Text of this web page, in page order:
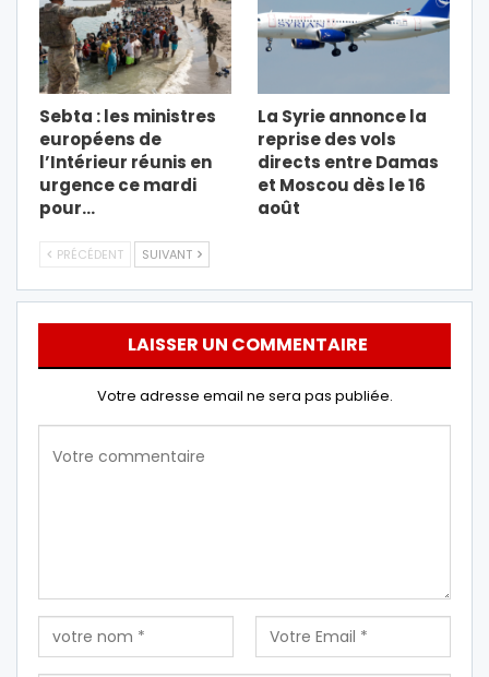
Sebta : les ministres
européens de
l’Intérieur réunis en
urgence ce mardi
pour…
La Syrie annonce la
reprise des vols
directs entre Damas
et Moscou dès le 16
août
PRÉCÉDENT SUIVANT
LAISSER UN COMMENTAIRE
Votre adresse email ne sera pas publiée.